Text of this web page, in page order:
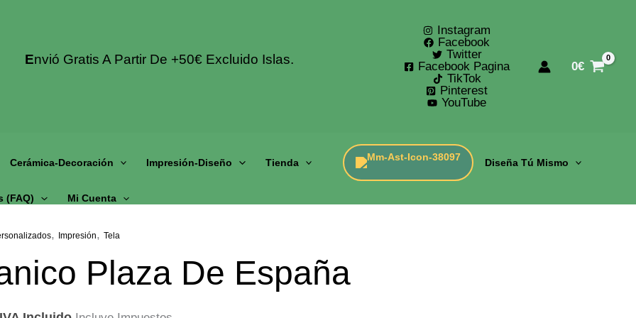
ENvió Gratis A Partir De +50€ Excluido Islas.
Instagram
Facebook
Twitter
Facebook Pagina
TikTok
Pinterest
YouTube
0€
Cerámica-Decoración Impresión-Diseño Tienda Diseña Tú Mismo
(fAQ) Mi Cuenta
, Impresión,Tela
Plaza De España